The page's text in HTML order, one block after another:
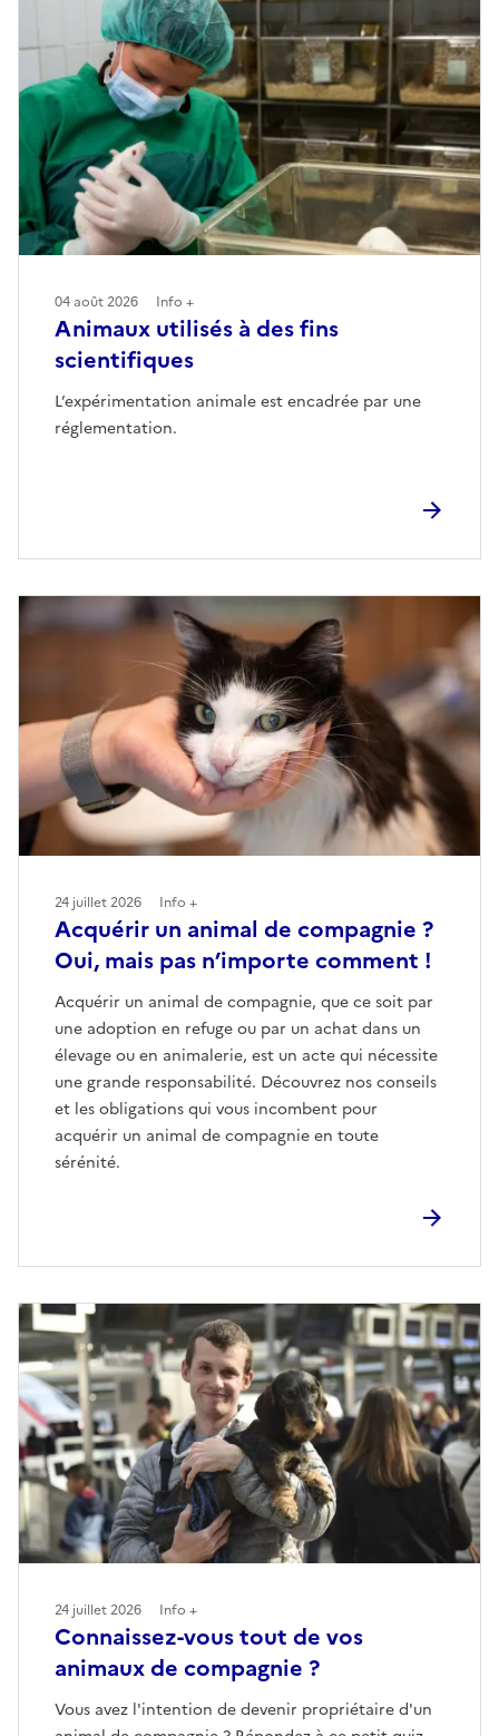
Animaux utilisés à des fins
scientifiques
L’expérimentation animale est encadrée par une
réglementation.
04 août 2026 Info +
Acquérir un animal de compagnie ?
Oui, mais pas n’importe comment !
Acquérir un animal de compagnie, que ce soit par
une adoption en refuge ou par un achat dans un
élevage ou en animalerie, est un acte qui nécessite
une grande responsabilité. Découvrez nos conseils
et les obligations qui vous incombent pour
acquérir un animal de compagnie en toute
sérénité.
24 juillet 2026 Info +
Connaissez-vous tout de vos
animaux de compagnie ?
Vous avez l'intention de devenir propriétaire d'un
24 juillet 2026 Info +